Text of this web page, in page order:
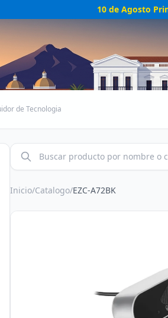
10 de Agosto
de Tecnologia
Inicio/Catalogo/EZC-A72BK